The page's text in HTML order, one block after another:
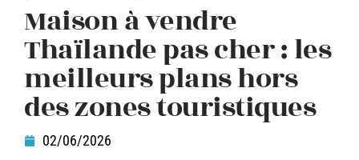
Maison à vendre
Thaïlande pas cher : les
meilleurs plans hors
des zones touristiques
02/06/2026